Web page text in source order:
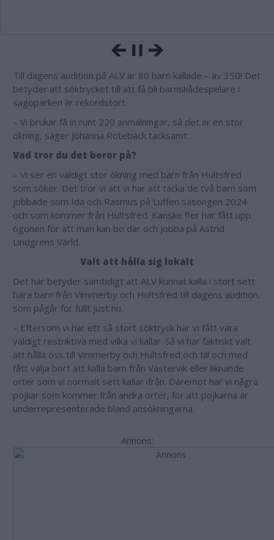
Till dagens audition på ALV är 80 barn kallade – av 350! Det
betyder att söktrycket till att få bli barnskådespelare i
sagoparken är rekordstort.
– Vi brukar få in runt 220 anmälningar, så det är en stor
ökning, säger Johanna Rotebäck tacksamt.
Vad tror du det beror på?
– Vi ser en väldigt stor ökning med barn från Hultsfred
som söker. Det tror vi att vi har att tacka de två barn som
jobbade som Ida och Rasmus på Luffen säsongen 2024
och som kommer från Hultsfred. Kanske fler har fått upp
ögonen för att man kan bo där och jobba på Astrid
Lindgrens Värld.
Valt att hålla sig lokalt
Det här betyder samtidigt att ALV kunnat kalla i stort sett
bara barn från Vimmerby och Hultsfred till dagens audition,
som pågår för fullt just nu.
– Eftersom vi har ett så stort söktryck har vi fått vara
väldigt restriktiva med vilka vi kallar. Så vi har faktiskt valt
att hålla oss till Vimmerby och Hultsfred och till och med
fått välja bort att kalla barn från Västervik eller liknande
orter som vi normalt sett kallar ifrån. Däremot har vi några
pojkar som kommer från andra orter, för att pojkarna är
underrepresenterade bland ansökningarna.
Annons: